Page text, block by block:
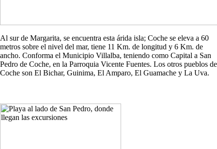
Al sur de Margarita, se encuentra esta árida isla; Coche se eleva a 60
metros sobre el nivel del mar, tiene 11 Km. de longitud y 6 Km. de
ancho. Conforma el Municipio Villalba, teniendo como Capital a San
Pedro de Coche, en la Parroquia Vicente Fuentes. Los otros pueblos de
Coche son El Bichar, Guinima, El Amparo, El Guamache y La Uva.